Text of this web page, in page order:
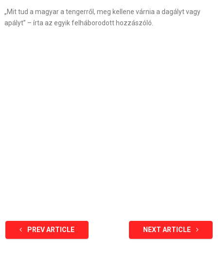
„Mit tud a magyar a tengerről, meg kellene várnia a dagályt vagy
apályt” – írta az egyik felháborodott hozzászóló.
PREV ARTICLE NEXT ARTICLE